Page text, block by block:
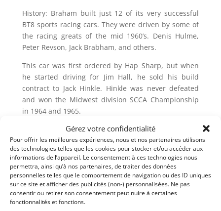
Gérez votre confidentialité
Pour offrir les meilleures expériences, nous et nos partenaires utilisons
des technologies telles que les cookies pour stocker et/ou accéder aux
informations de l’appareil. Le consentement à ces technologies nous
permettra, ainsi qu’à nos partenaires, de traiter des données
personnelles telles que le comportement de navigation ou des ID uniques
sur ce site et afficher des publicités (non-) personnalisées. Ne pas
consentir ou retirer son consentement peut nuire à certaines
fonctionnalités et fonctions.
History: Braham built just 12 of its very successful
BT8 sports racing cars. They were driven by some of
the racing greats of the mid 1960’s. Denis Hulme,
Peter Revson, Jack Brabham, and others.
This car was first ordered by Hap Sharp, but when
he started driving for Jim Hall, he sold his build
contract to Jack Hinkle. Hinkle was never defeated
and won the Midwest division SCCA Championship
in 1964 and 1965.
He then sold the car to Bunny Ribbs, the father of
Willy T. Ribbs.
The complete ownership is documented from new.
In historic racing, SC-8-64 has won in its class at the
Monterey Historics multiple times.
Condition: A professional restoration by Joe